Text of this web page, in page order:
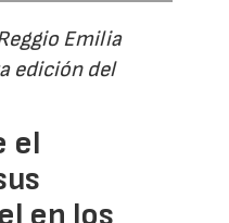
Emilia
edición del
el
en los